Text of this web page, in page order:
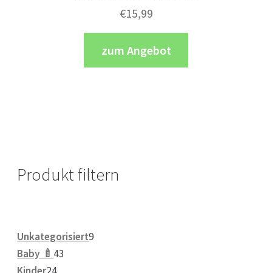
€15,99
zum Angebot
Produkt filtern
Unkategorisiert9
Baby 🍼 43
24